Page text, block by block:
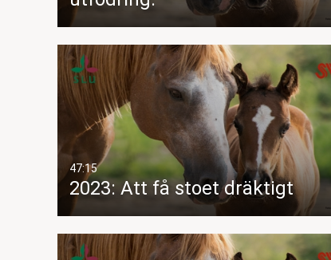
47:15
2023: Att få stoet dräktigt